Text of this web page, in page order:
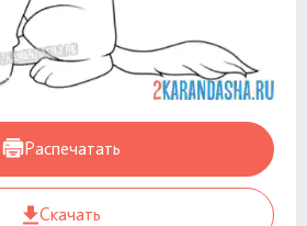
Распечатать
Скачать